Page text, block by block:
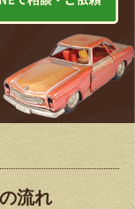
流れ